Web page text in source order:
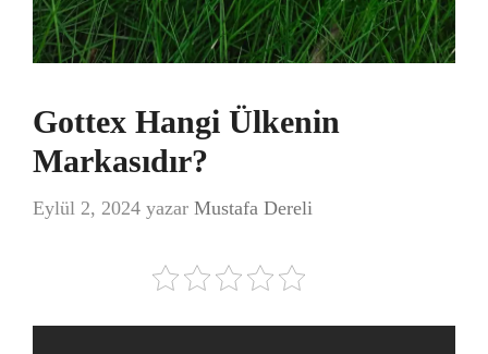
Gottex Hangi Ülkenin
Markasıdır?
Eylül 2, 2024 yazar Mustafa Dereli